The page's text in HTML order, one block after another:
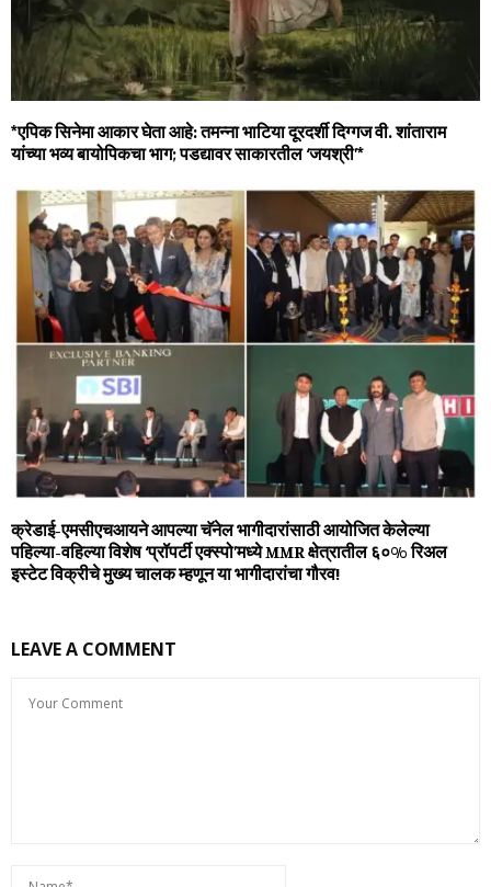
*एपिक सिनेमा आकार घेता आहे: तमन्ना भाटिया दूरदर्शी दिग्गज वी. शांताराम
यांच्या भव्य बायोपिकचा भाग; पडद्यावर साकारतील ‘जयश्री’*
क्रेडाई-एमसीएचआयने आपल्या चॅनेल भागीदारांसाठी आयोजित केलेल्या
पहिल्या-वहिल्या विशेष ‘प्रॉपर्टी एक्स्पो’मध्ये MMR क्षेत्रातील ६०% रिअल
इस्टेट विक्रीचे मुख्य चालक म्हणून या भागीदारांचा गौरव!
LEAVE A COMMENT